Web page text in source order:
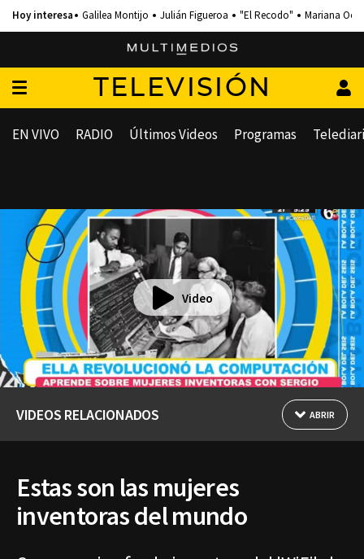
Galilea Montijo Julián Figueroa "El Recodo" Mariana
TELEVISIÓN
EN VIVO RADIO Últimos Videos Programas
Video
VIDEOS RELACIONADOS ABRIR
Estas son las mujeres
inventoras del mundo